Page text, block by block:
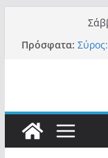
περιεχόμενο
Πρόσφατα:
– Η
Οι
στο